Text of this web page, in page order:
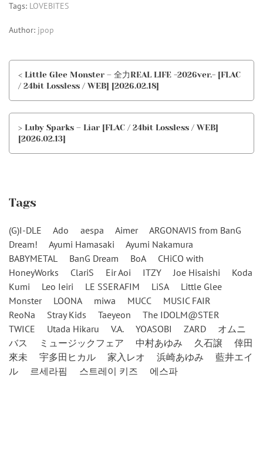
Tags: LOVEBITES
Author: jpop
< Little Glee Monster – 全力REAL LIFE -2026ver.- [FLAC
/ 24bit Lossless / WEB] [2026.02.18]
> Luby Sparks – Liar [FLAC / 24bit Lossless / WEB]
[2026.02.13]
Tags
(G)I-DLE Ado aespa Aimer
ARGONAVIS from BanG
Dream!
Ayumi Hamasaki
Ayumi Nakamura
BABYMETAL
BanG Dream BoA
CHiCO with
HoneyWorks
ClariS Eir Aoi ITZY Joe Hisaishi
Koda
Kumi
Leo Ieiri LE SSERAFIM LiSA
Little Glee
Monster
LOONA miwa MUCC
MUSIC FAIR
ReoNa
Stray Kids Taeyeon
The IDOLM@STER
TWICE
Utada Hikaru V.A. YOASOBI ZARD
オムニ
バス
ミュージックフェア 中村あゆみ 久石譲
倖田
來未
宇多田ヒカル 家入レオ 浜崎あゆみ
藍井エイ
ル
르세라핌 스트레이 키즈 에스파